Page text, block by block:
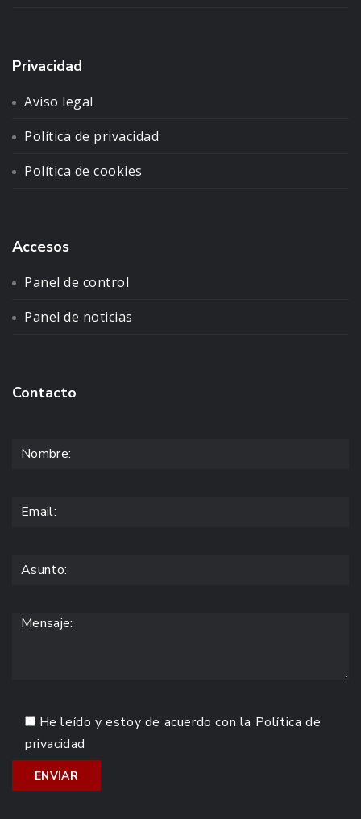
Privacidad
Aviso legal
Política de privacidad
Política de cookies
Accesos
Panel de control
Panel de noticias
Contacto
He leído y estoy de acuerdo con la Política de
privacidad